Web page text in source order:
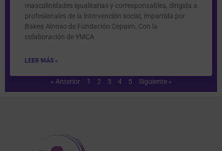
masculinidades igualitarias y corresponsables, dirigida a
profesionales de la intervención social, impartida por
Bakea Alonso de Fundación Cepaim. Con la
colaboración de YMCA
LEER MÁS »
« Anterior 1 2 3 4 5 Siguiente »